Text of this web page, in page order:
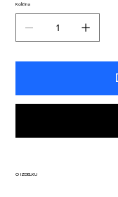
Količina
O IZDELKU